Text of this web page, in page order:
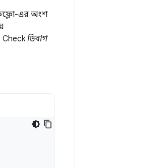
এর অংশ
ডিবাগ